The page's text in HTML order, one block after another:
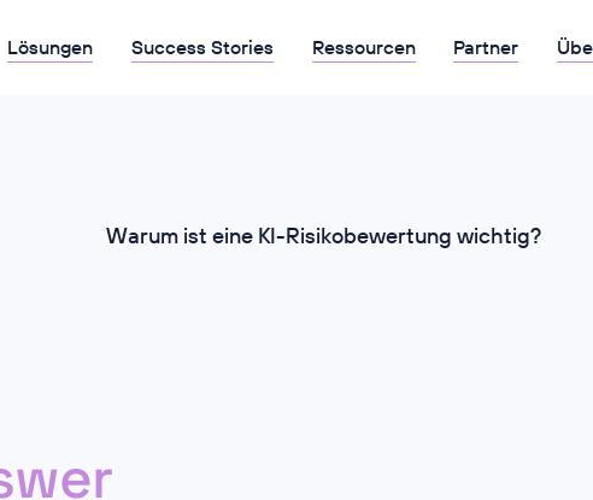
Lösungen Success Stories Ressourcen Partner
Warum ist eine KI-Risikobewertung wichtig?